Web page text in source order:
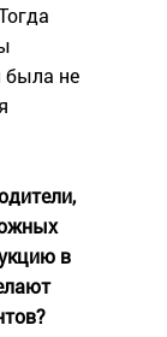
была не
в